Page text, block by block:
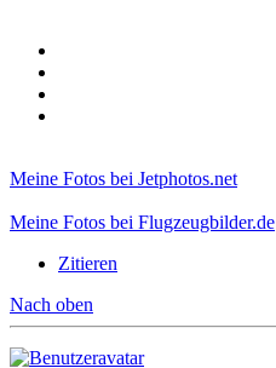
Meine Fotos bei Jetphotos.net
Meine Fotos bei Flugzeugbilder.de
Zitieren
Nach oben